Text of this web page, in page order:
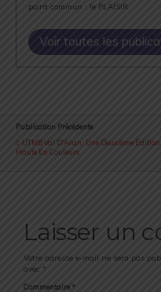
point commun : le PLAISIR.
Voir toutes les
Publication Précédente
UTMB Val D'Aran : Une Deuxième Édition
Haute En Couleurs
Laisser un
Votre adresse e-mail ne sera pas
avec *
Commentaire *